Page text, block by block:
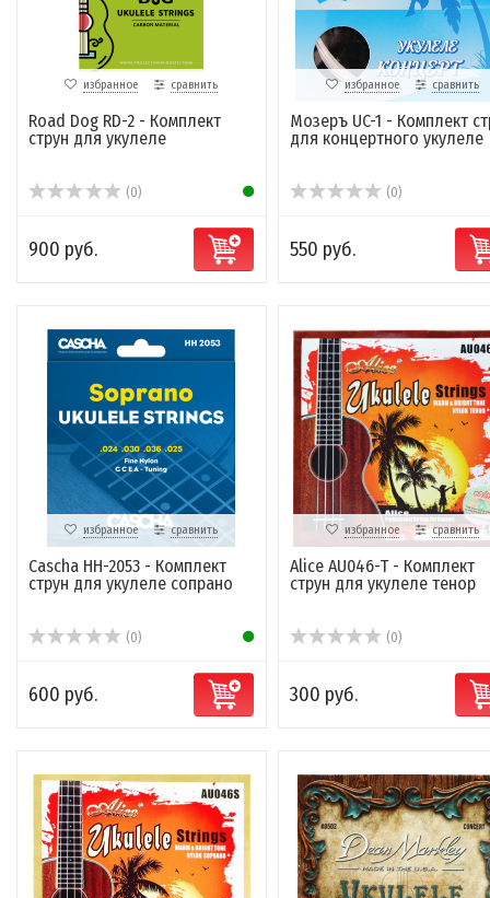
избранное сравнить
Road Dog RD-2 - Комплект
струн для укулеле
(0)
900 руб.
избранное сравнить
Мозеръ UC-1 - Комплект
для концертного укулеле
(0)
550 руб.
избранное сравнить
Cascha HH-2053 - Комплект
струн для укулеле сопрано
(0)
600 руб.
избранное сравнить
Alice AU046-T - Комплект
струн для укулеле тенор
(0)
300 руб.